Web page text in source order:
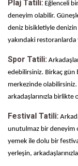
Plaj Tatili: Eğlenceli
deneyim olabilir.
deniz bisikletiyle
yakındaki
Spor Tatili:
edebilirsiniz. Birkaç gün
merkezinde
arkadaşlarınızla birlikte
Festival Tatili:
unutulmaz bir deneyim
yemek ile dolu bir
yerleşin,